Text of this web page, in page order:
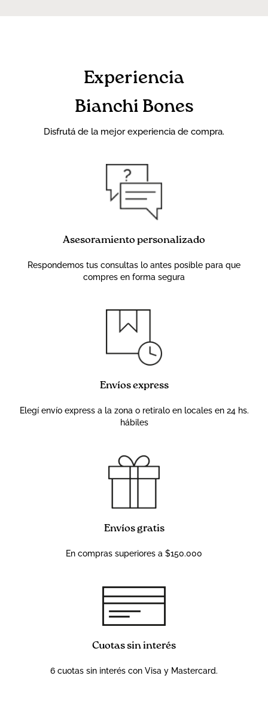
Experiencia
Bianchi Bones
Disfrutá de la mejor experiencia de compra.
Asesoramiento personalizado
Respondemos tus consultas lo antes posible para que
compres en forma segura
Envíos express
Elegí envío express a la zona o retiralo en locales en 24 hs.
hábiles
Envíos gratis
En compras superiores a $150.000
Cuotas sin interés
6 cuotas sin interés con Visa y Mastercard.